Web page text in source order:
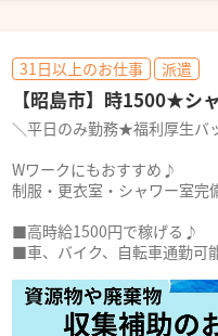
31日以上のお仕事 派遣
【昭島市】時1500★シ
＼平日のみ勤務★福利厚生
Wワークにもおすすめ♪
制服・更衣室・シャワー室完
■高時給1500円で稼げる♪
■車、バイク、自転車通勤可